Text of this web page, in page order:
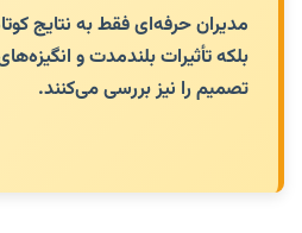
مدیران حرفه‌ای فقط به نتایج
بلکه تأثیرات بلندمدت و
تصمیم را نیز بررسی می‌کنند.